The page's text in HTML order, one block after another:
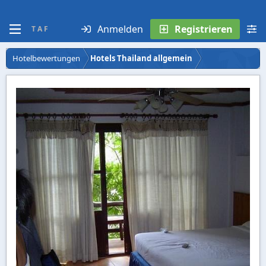
T A F Anmelden Registrieren
Hotelbewertungen Hotels Thailand allgemein